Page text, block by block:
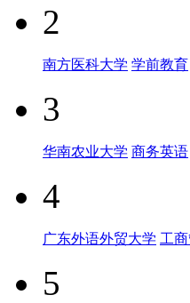
2
南方医科大学 学前教育
3
华南农业大学 商务英语
4
广东外语外贸大学 工
5